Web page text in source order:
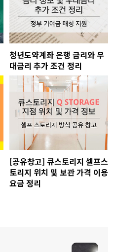
청년도약계좌 은행 금리와 우
대금리 추가 조건 정리
[공유창고] 큐스토리지 셀프스
토리지 위치 및 보관 가격 이용
요금 정리